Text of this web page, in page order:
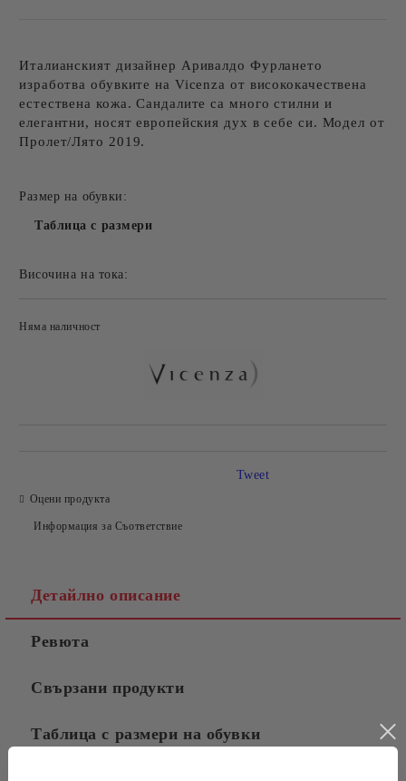
Италианският дизайнер Аривалдо Фурлането
изработва обувките на Vicenza от висококачествена
естествена кожа. Сандалите са много стилни и
елегантни, носят европейския дух в себе си. Модел от
Пролет/Лято 2019.
Размер на обувки:
Таблица с размери
Височина на тока:
Няма наличност
Оцени продукта
Информация за Съответствие
Tweet
Детайлно описание
Ревюта
Свързани продукти
Таблица с размери на обувки